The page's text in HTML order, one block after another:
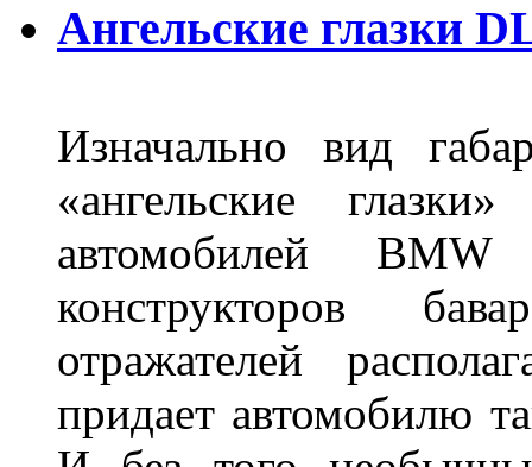
Ангельские глазки
Изначально вид
«ангельские
автомобилей
конструкторов
отражателей
придает автомобилю